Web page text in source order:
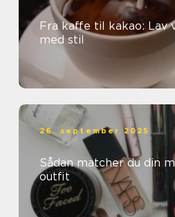
Fra kaffe til kakao: Lav
med stil
26. september 2025
Sådan matcher du din
outfit